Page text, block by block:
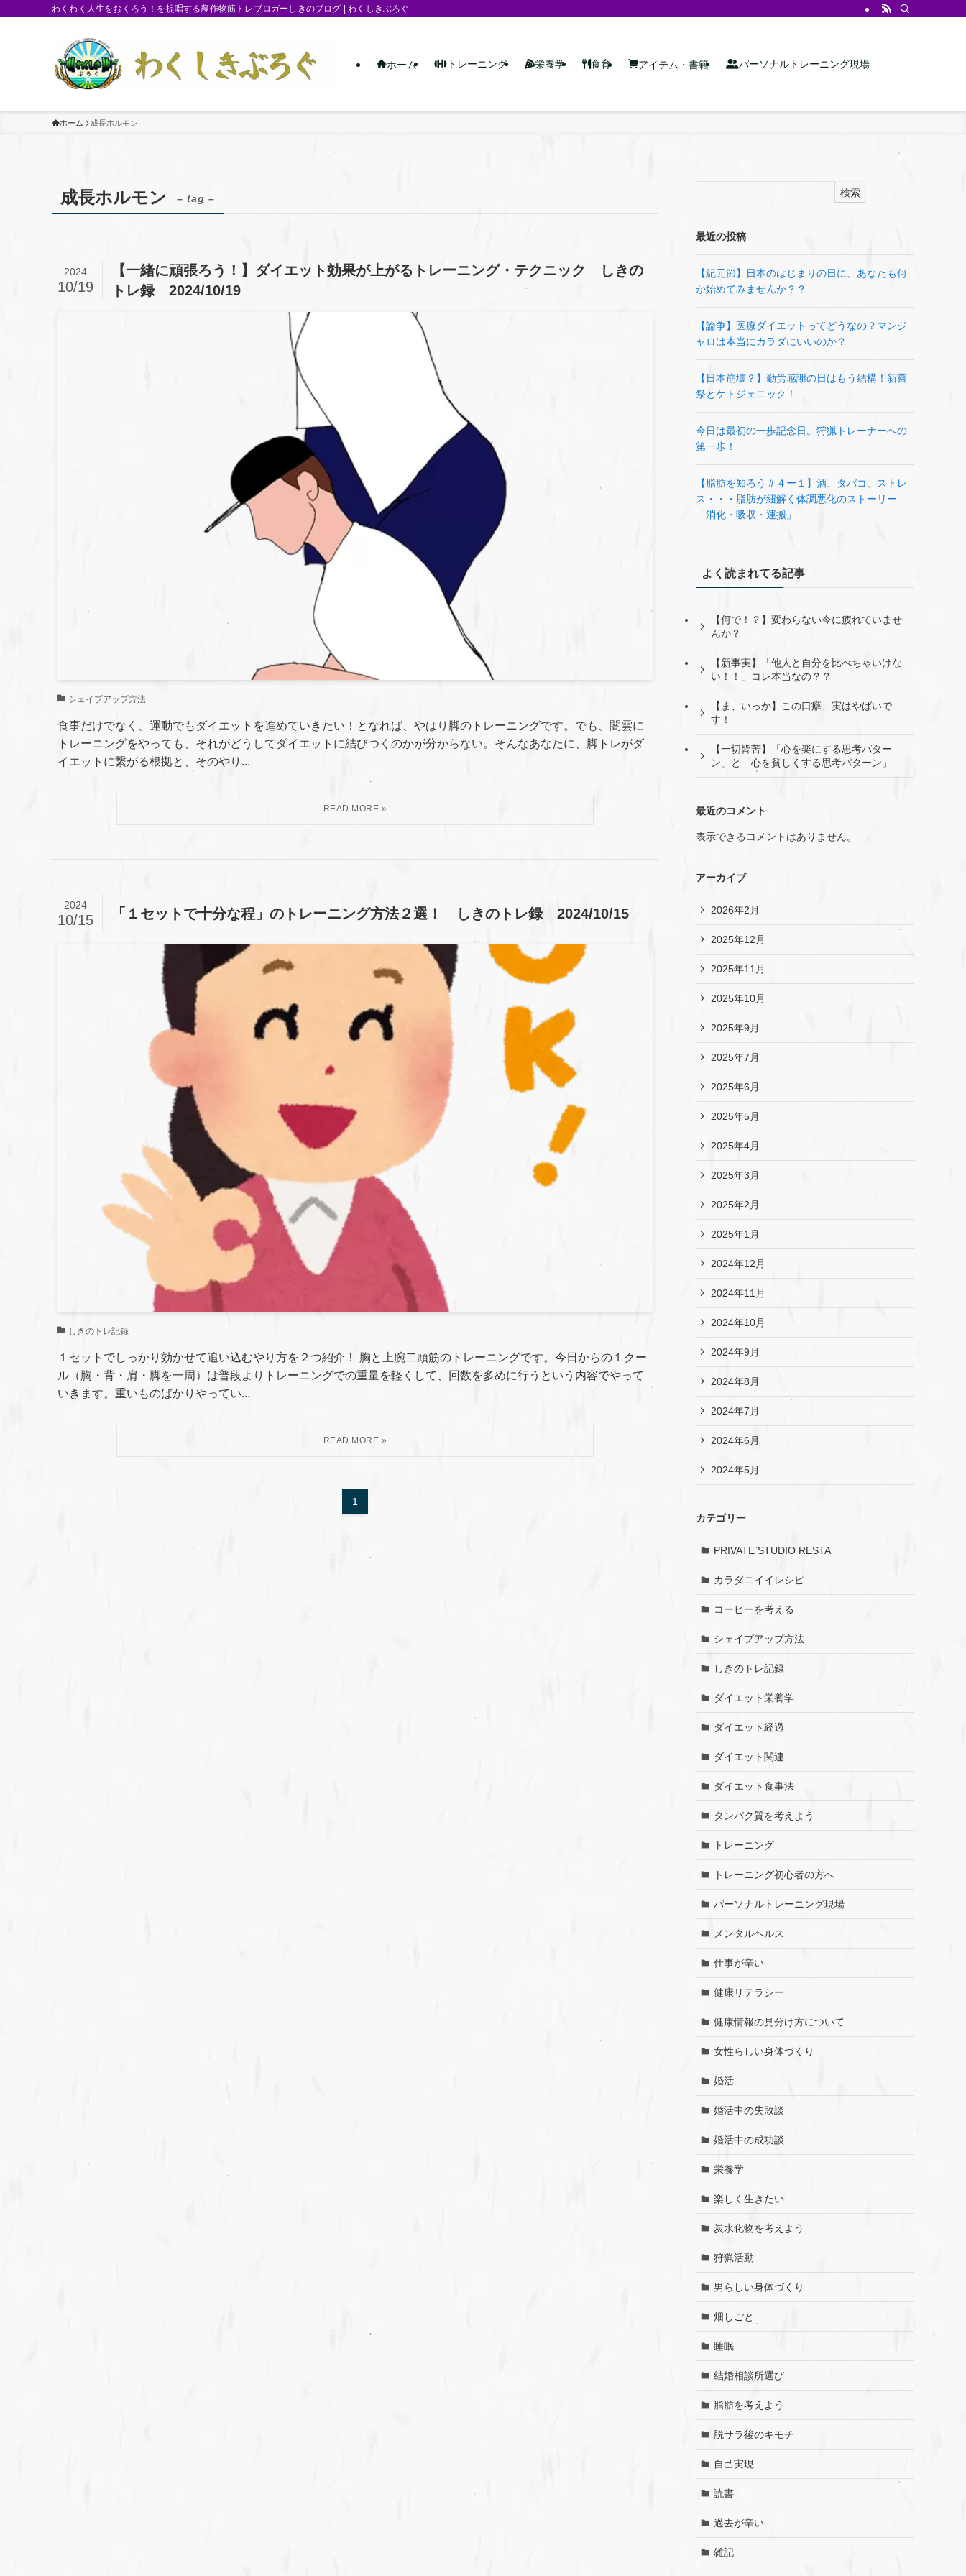
わくわく人生をおくろう！を提唱する農作物筋トレブロガーしきのブログ | わくしきぶろぐ
ホーム トレーニング 栄養学 食育 アイテム・書籍 パーソナルトレーニング現場
ホーム 成長ホルモン
成長ホルモン – tag –
【一緒に頑張ろう！】ダイエット効果が上がるトレーニング・テクニック しきの
トレ録 2024/10/19
2024
10/19
シェイプアップ方法
食事だけでなく、運動でもダイエットを進めていきたい！となれば、やはり脚のトレーニングです。でも、闇雲に
トレーニングをやっても、それがどうしてダイエットに結びつくのかが分からない。そんなあなたに、脚トレがダ
イエットに繋がる根拠と、そのやり...
「１セットで十分な程」のトレーニング方法２選！ しきのトレ録 2024/10/15
2024
10/15
しきのトレ記録
１セットでしっかり効かせて追い込むやり方を２つ紹介！ 胸と上腕二頭筋のトレーニングです。今日からの１クー
ル（胸・背・肩・脚を一周）は普段よりトレーニングでの重量を軽くして、回数を多めに行うという内容でやって
いきます。重いものばかりやってい...
1
検索
最近の投稿
【紀元節】日本のはじまりの日に、あなたも何
か始めてみませんか？？
【論争】医療ダイエットってどうなの？マンジ
ャロは本当にカラダにいいのか？
【日本崩壊？】勤労感謝の日はもう結構！新嘗
祭とケトジェニック！
今日は最初の一歩記念日。狩猟トレーナーへの
第一歩！
【脂肪を知ろう＃４ー１】酒、タバコ、ストレ
ス・・・脂肪が紐解く体調悪化のストーリー
「消化・吸収・運搬」
よく読まれてる記事
【何で！？】変わらない今に疲れていませ
んか？
【新事実】「他人と自分を比べちゃいけな
い！！」コレ本当なの？？
【ま、いっか】この口癖、実はやばいで
す！
【一切皆苦】「心を楽にする思考パター
ン」と「心を貧しくする思考パターン」
最近のコメント
表示できるコメントはありません。
アーカイブ
2026年2月
2025年12月
2025年11月
2025年10月
2025年9月
2025年7月
2025年6月
2025年5月
2025年4月
2025年3月
2025年2月
2025年1月
2024年12月
2024年11月
2024年10月
2024年9月
2024年8月
2024年7月
2024年6月
2024年5月
カテゴリー
PRIVATE STUDIO RESTA
カラダニイイレシピ
コーヒーを考える
シェイプアップ方法
しきのトレ記録
ダイエット栄養学
ダイエット経過
ダイエット関連
ダイエット食事法
タンパク質を考えよう
トレーニング
トレーニング初心者の方へ
パーソナルトレーニング現場
メンタルヘルス
仕事が辛い
健康リテラシー
健康情報の見分け方について
女性らしい身体づくり
婚活
婚活中の失敗談
婚活中の成功談
栄養学
楽しく生きたい
炭水化物を考えよう
狩猟活動
男らしい身体づくり
畑しごと
睡眠
結婚相談所選び
脂肪を考えよう
脱サラ後のキモチ
自己実現
読書
過去が辛い
雑記